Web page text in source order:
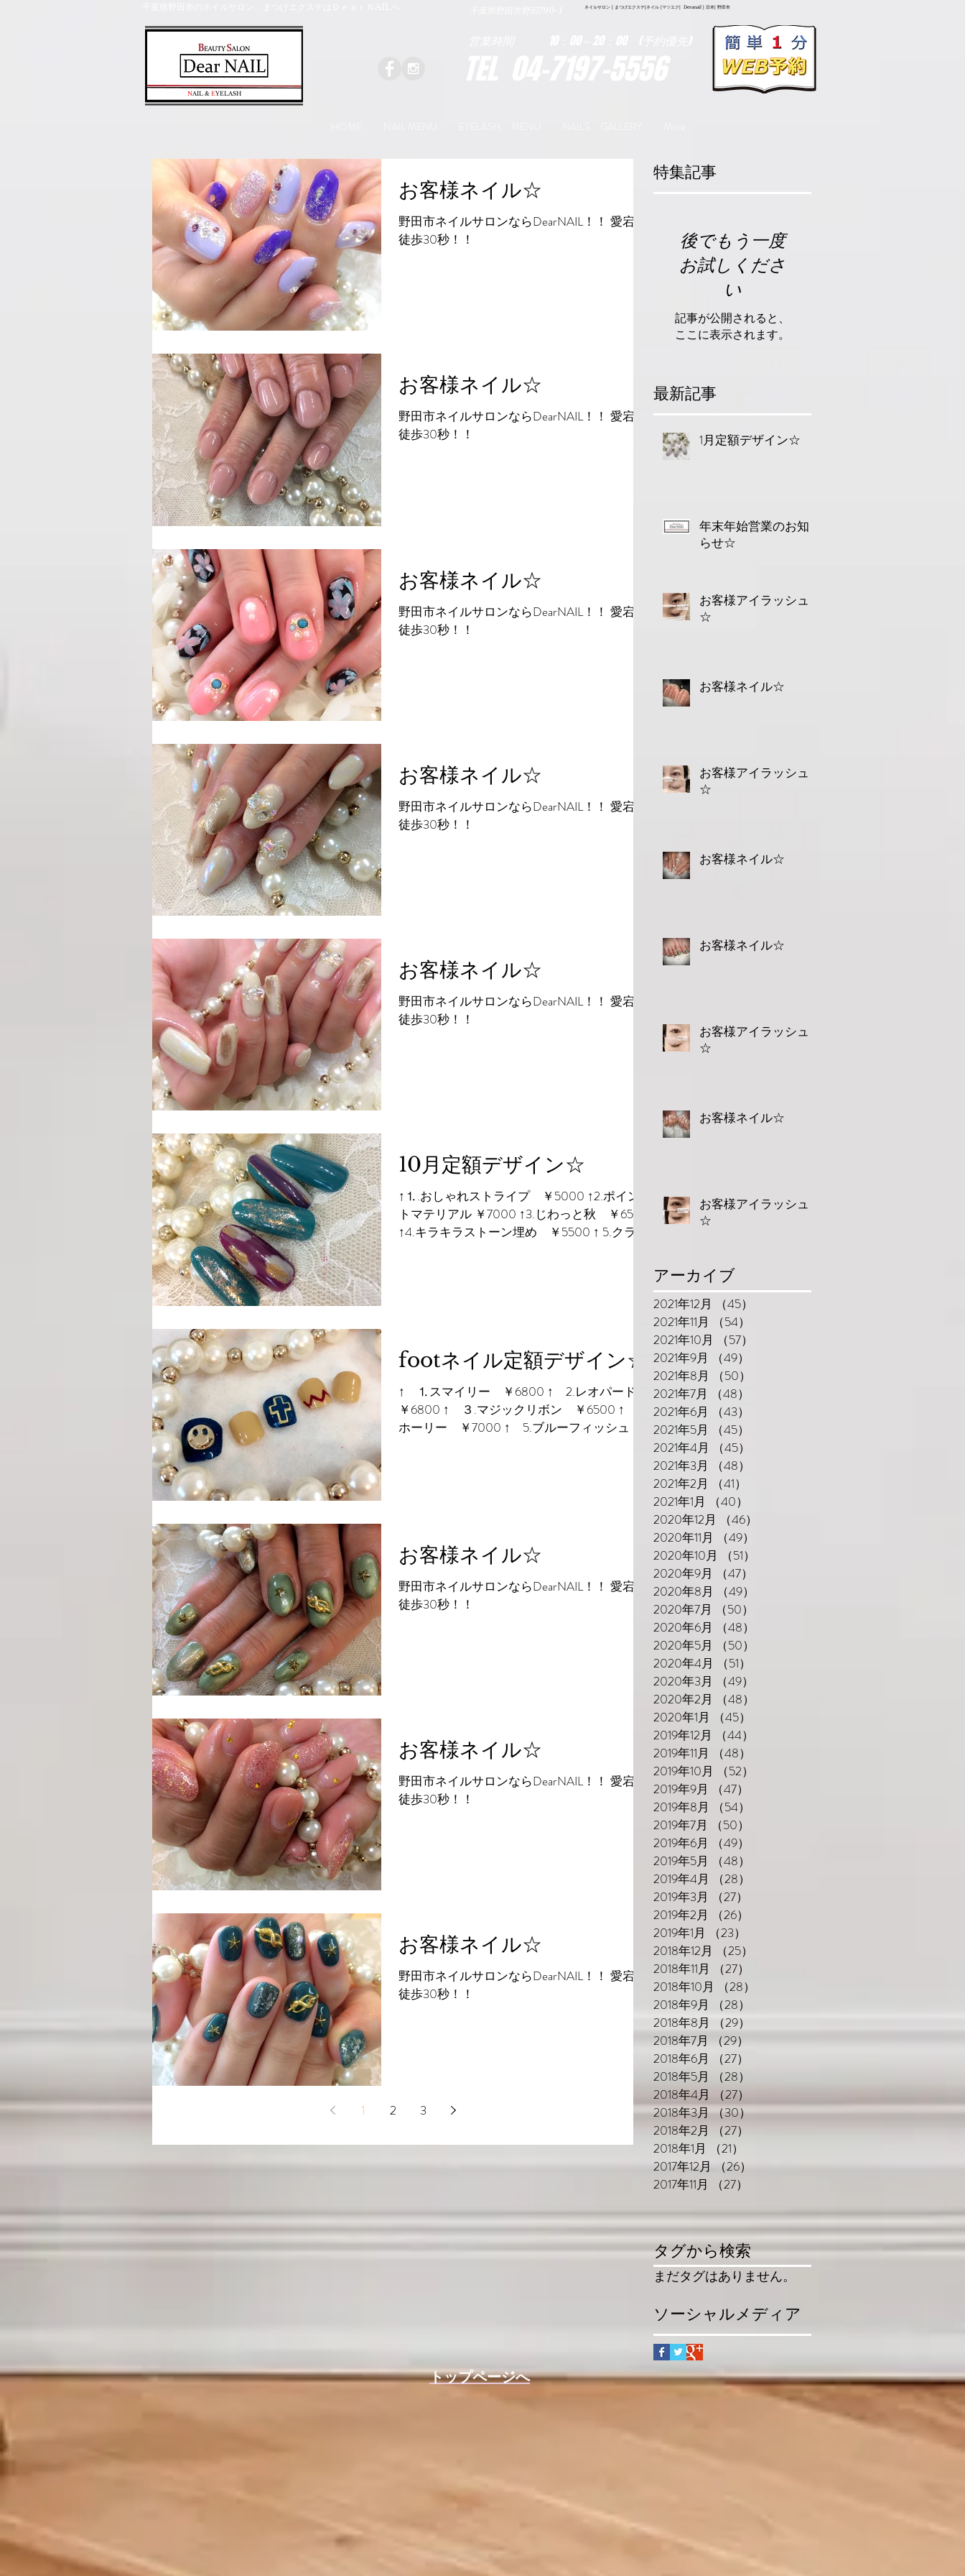
ネイルサロン | まつげエクステ|ネイル |マツエク| Deranail | 日本| 野田市
​NAIL & EYELASH
お客様ネイル☆
野田市ネイルサロンならDearNAIL！！ 愛宕駅
徒歩30秒！！
お客様ネイル☆
野田市ネイルサロンならDearNAIL！！ 愛宕駅
徒歩30秒！！
お客様ネイル☆
野田市ネイルサロンならDearNAIL！！ 愛宕駅
徒歩30秒！！
お客様ネイル☆
野田市ネイルサロンならDearNAIL！！ 愛宕駅
徒歩30秒！！
お客様ネイル☆
野田市ネイルサロンならDearNAIL！！ 愛宕駅
徒歩30秒！！
10月定額デザイン☆
↑⒈.おしゃれストライプ ￥5000 ↑2.ポイン
トマテリアル ￥7000 ↑3.じわっと秋 ￥6500
↑4.キラキラストーン埋め ￥5500 ↑ 5.クラシ
footネイル定額デザイン☆
↑ ⒈スマイリー ￥6800 ↑ 2.レオパード
￥6800 ↑ ３.マジックリボン ￥6500 ↑ 4.
ホーリー ￥7000 ↑ 5.ブルーフィッシュ
お客様ネイル☆
野田市ネイルサロンならDearNAIL！！ 愛宕駅
徒歩30秒！！
お客様ネイル☆
野田市ネイルサロンならDearNAIL！！ 愛宕駅
徒歩30秒！！
お客様ネイル☆
野田市ネイルサロンならDearNAIL！！ 愛宕駅
徒歩30秒！！
1 2 3
特集記事
後でもう一度
お試しくださ
い
記事が公開されると、
ここに表示されます。
最新記事
1月定額デザイン☆
年末年始営業のお知
らせ☆
お客様アイラッシュ
☆
お客様ネイル☆
お客様アイラッシュ
☆
お客様ネイル☆
お客様ネイル☆
お客様アイラッシュ
☆
お客様ネイル☆
お客様アイラッシュ
☆
アーカイブ
2021年12月 （45）
2021年11月
（54）
2021年10月
（57）
2021年9月
（49）
2021年8月
（50）
2021年7月
（48）
2021年6月
（43）
2021年5月
（45）
2021年4月
（45）
2021年3月
（48）
2021年2月
（41）
2021年1月
（40）
2020年12月
（46）
2020年11月
（49）
2020年10月
（51）
2020年9月
（47）
2020年8月
（49）
2020年7月
（50）
2020年6月
（48）
2020年5月
（50）
2020年4月
（51）
2020年3月
（49）
2020年2月
（48）
2020年1月
（45）
2019年12月
（44）
2019年11月
（48）
2019年10月
（52）
2019年9月
（47）
2019年8月
（54）
2019年7月
（50）
2019年6月
（49）
2019年5月
（48）
2019年4月
（28）
2019年3月
（27）
2019年2月
（26）
2019年1月
（23）
2018年12月
（25）
2018年11月
（27）
2018年10月
（28）
2018年9月
（28）
2018年8月
（29）
2018年7月
（29）
2018年6月
（27）
2018年5月
（28）
2018年4月
（27）
2018年3月（30）30件の記事
2018年2月
（27）
2018年1月
（21）
2017年12月
（26）
2017年11月
（27）
タグから検索
まだタグはありません。
ソーシャルメディア
トップページへ